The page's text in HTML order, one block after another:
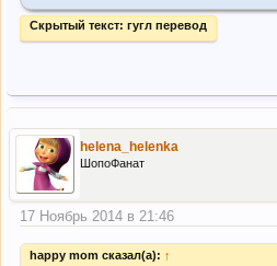
Скрытый текст: гугл перевод
helena_helenka
ШопоФанат
17 Ноябрь 2014 в 21:46
happy mom сказал(а): ↑